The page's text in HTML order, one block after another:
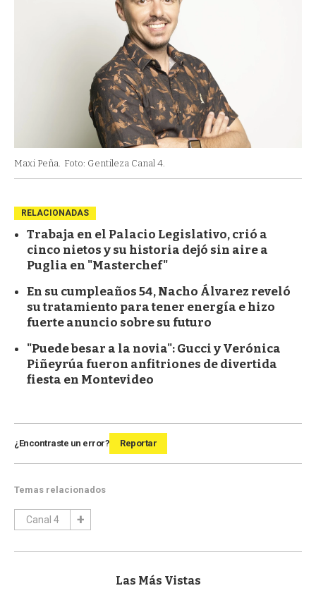
Maxi Peña. Foto: Gentileza Canal 4.
RELACIONADAS
Trabaja en el Palacio Legislativo, crió a
cinco nietos y su historia dejó sin aire a
Puglia en "Masterchef"
En su cumpleaños 54, Nacho Álvarez reveló
su tratamiento para tener energía e hizo
fuerte anuncio sobre su futuro
"Puede besar a la novia": Gucci y Verónica
Piñeyrúa fueron anfitriones de divertida
fiesta en Montevideo
¿Encontraste un error? Reportar
Temas relacionados
Canal 4
Las Más Vistas